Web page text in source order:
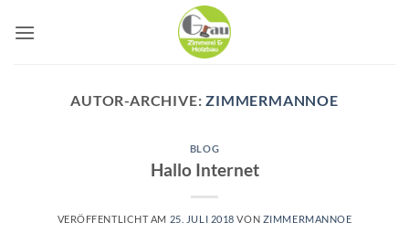
Inhalt
AUTOR-ARCHIVE:ZIMMERMANNOE
BLOG
Hallo Internet
VERÖFFENTLICHT AM 25. JULI 2018 VON ZIMMERMANNOE